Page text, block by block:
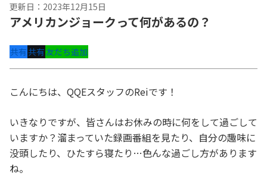
更新日：2023年12月15日
アメリカンジョークって何があるの？
共有共有友だち追加
こんにちは、QQEスタッフのReiです！
いきなりですが、皆さんはお休みの時に何をして過ごして
いますか？溜まっていた録画番組を見たり、自分の趣味に
没頭したり、ひたすら寝たり…色んな過ごし方があります
ね。